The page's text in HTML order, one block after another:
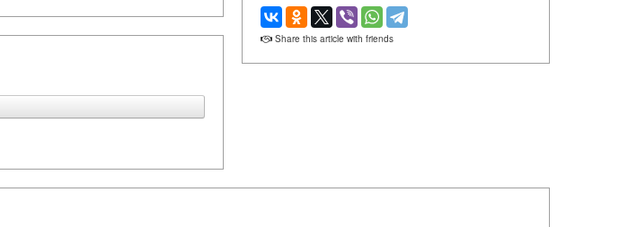
Share this article with friends